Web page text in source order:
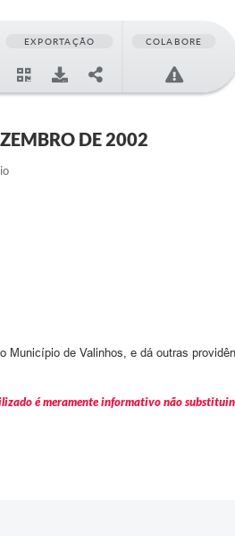
EXPORTAÇÃO COLABORE
DE 2002
Município de Valinhos, e dá outras
é meramente informativo não